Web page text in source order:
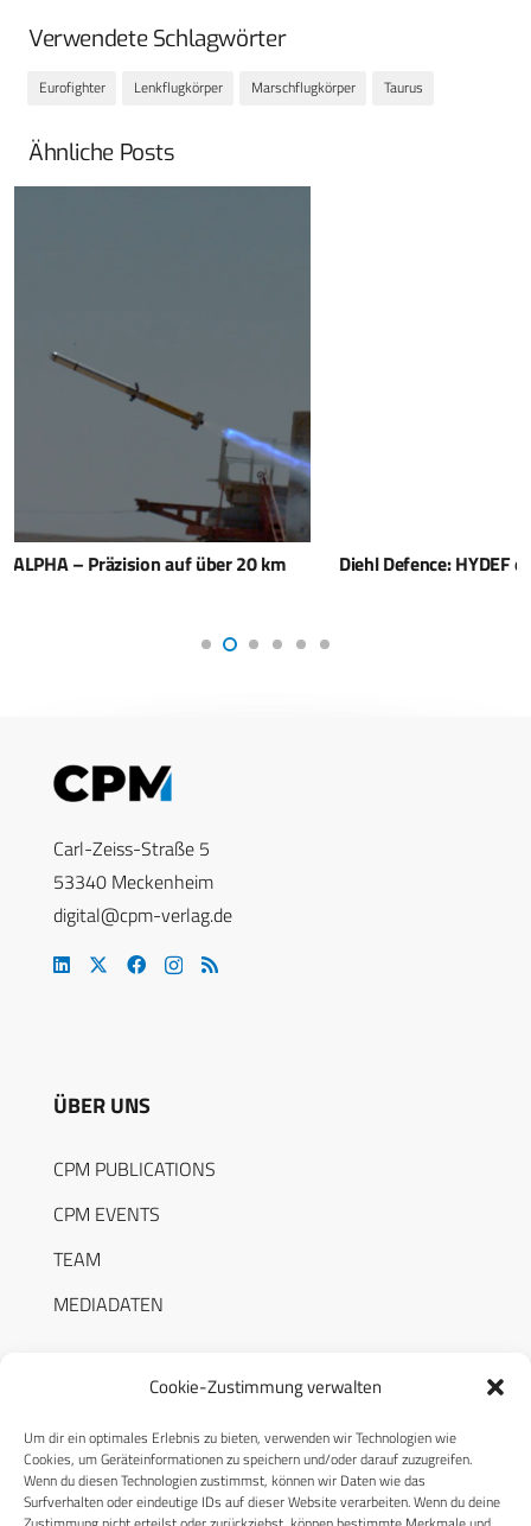
Cookie-Zustimmung verwalten
Um dir ein optimales Erlebnis zu bieten, verwenden wir Technologien wie
Cookies, um Geräteinformationen zu speichern und/oder darauf zuzugreifen.
Wenn du diesen Technologien zustimmst, können wir Daten wie das
Surfverhalten oder eindeutige IDs auf dieser Website verarbeiten. Wenn du deine
Verwendete Schlagwörter
Eurofighter Lenkflugkörper Marschflugkörper Taurus
Ähnliche Posts
Diehl Defence: HYDEF erreicht nächsten Meilenstein
Carl-Zeiss-Straße 5
53340 Meckenheim
digital@cpm-verlag.de
ÜBER UNS
CPM PUBLICATIONS
CPM EVENTS
TEAM
MEDIADATEN
RECHTLICHES
Datenschutzerklärung